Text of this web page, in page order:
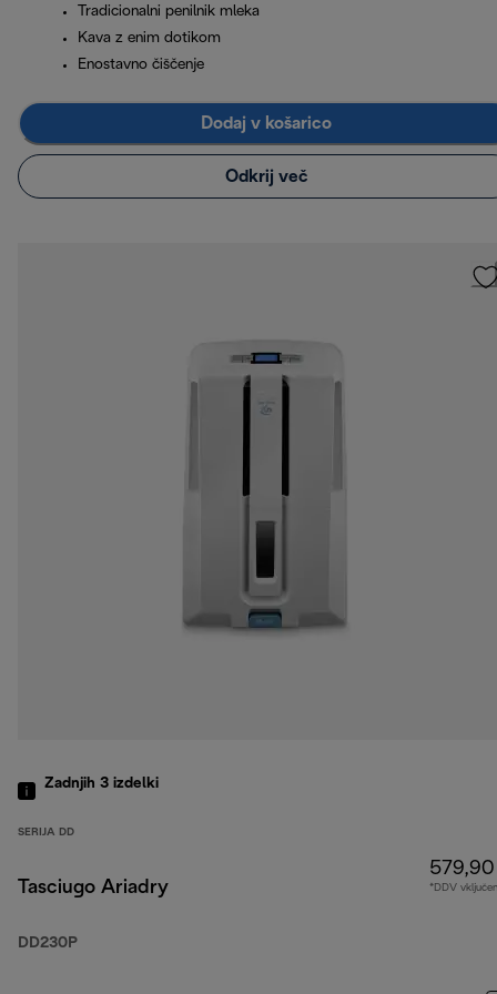
Tradicionalni penilnik mleka
Kava z enim dotikom
Enostavno čiščenje
Dodaj v košarico
Odkrij več
Zadnjih 3 izdelki
SERIJA DD
Tasciugo Ariadry
DD230P
*DDV vključen